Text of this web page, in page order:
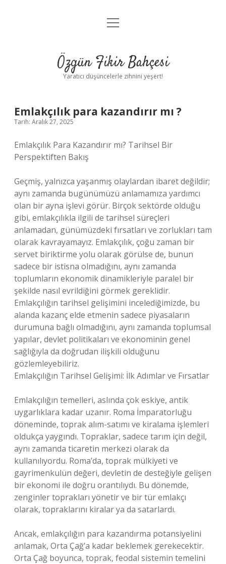
Anasayfa
Yasal Uyarı
menüyü
Özgün Fikir Bahçesi
Yaratıcı düşüncelerle zihnini yeşert!
Emlakçılık para kazandırır mı ?
Tarih: Aralık 27, 2025
Emlakçılık Para Kazandırır mı? Tarihsel Bir
Perspektiften Bakış
Geçmiş, yalnızca yaşanmış olaylardan ibaret değildir;
aynı zamanda bugünümüzü anlamamıza yardımcı
olan bir ayna işlevi görür. Birçok sektörde olduğu
gibi, emlakçılıkla ilgili de tarihsel süreçleri
anlamadan, günümüzdeki fırsatları ve zorlukları tam
olarak kavrayamayız. Emlakçılık, çoğu zaman bir
servet biriktirme yolu olarak görülse de, bunun
sadece bir istisna olmadığını, aynı zamanda
toplumların ekonomik dinamikleriyle paralel bir
şekilde nasıl evrildiğini görmek gereklidir.
Emlakçılığın tarihsel gelişimini incelediğimizde, bu
alanda kazanç elde etmenin sadece piyasaların
durumuna bağlı olmadığını, aynı zamanda toplumsal
yapılar, devlet politikaları ve ekonominin genel
sağlığıyla da doğrudan ilişkili olduğunu
gözlemleyebiliriz.
Emlakçılığın Tarihsel Gelişimi: İlk Adımlar ve Fırsatlar
Emlakçılığın temelleri, aslında çok eskiye, antik
uygarlıklara kadar uzanır. Roma İmparatorluğu
döneminde, toprak alım-satımı ve kiralama işlemleri
oldukça yaygındı. Topraklar, sadece tarım için değil,
aynı zamanda ticaretin merkezi olarak da
kullanılıyordu. Roma’da, toprak mülkiyeti ve
gayrimenkulün değeri, devletin de desteğiyle gelişen
bir ekonomi ile doğru orantılıydı. Bu dönemde,
zenginler toprakları yönetir ve bir tür emlakçı
olarak, topraklarını kiralar ya da satarlardı.
Ancak, emlakçılığın para kazandırma potansiyelini
anlamak, Orta Çağ’a kadar beklemek gerekecektir.
Orta Çağ boyunca, toprak, feodal sistemin temelini